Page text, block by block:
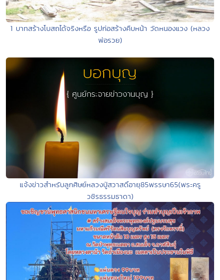
1 บาทสร้างโบสถได้จริงหรือ รูปก่อสร้างคืบหน้า วัดหนองแวง (หลวง
พ่อรวย)
แจ้งข่าวสำหรับลูกศิษย์หลวงปู่สวาสดิ์อายุ85พรรษา65(พระครู
วชิรธรรมธาดา)